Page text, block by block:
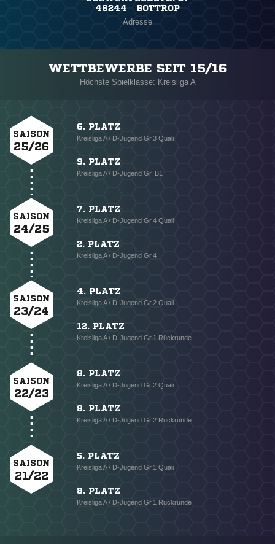
46244 BOTTROP
Adresse
WETTBEWERBE SEIT 15/16
Höchste Spielklasse: Kreisliga A
SAISON
25/26
6. PLATZ
Kreisliga A / D-Jugend Gr.3 Quali
9. PLATZ
Kreisliga A / D-Jugend Gr. B1
SAISON
24/25
7. PLATZ
Kreisliga A / D-Jugend Gr.4 Quali
2. PLATZ
Kreisliga A / D-Jugend Gr.4
SAISON
23/24
4. PLATZ
Kreisliga A / D-Jugend Gr.2 Quali
12. PLATZ
Kreisliga A / D-Jugend Gr.1 Rückrunde
SAISON
22/23
8. PLATZ
Kreisliga A / D-Jugend Gr.2 Quali
8. PLATZ
Kreisliga A / D-Jugend Gr.2 Rückrunde
SAISON
21/22
5. PLATZ
Kreisliga A / D-Jugend Gr.1 Quali
8. PLATZ
Kreisliga A / D-Jugend Gr.1 Rückrunde